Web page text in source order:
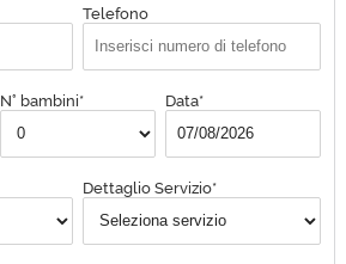
Telefono
N° bambini* Data*
Dettaglio Servizio*